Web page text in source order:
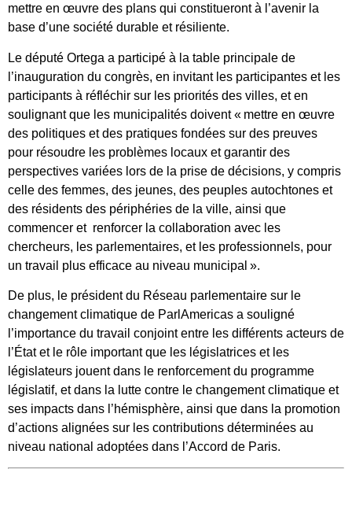
mettre en œuvre des plans qui constitueront à l’avenir la
base d’une société durable et résiliente.
Le député Ortega a participé à la table principale de
l’inauguration du congrès, en invitant les participantes et les
participants à réfléchir sur les priorités des villes, et en
soulignant que les municipalités doivent « mettre en œuvre
des politiques et des pratiques fondées sur des preuves
pour résoudre les problèmes locaux et garantir des
perspectives variées lors de la prise de décisions, y compris
celle des femmes, des jeunes, des peuples autochtones et
des résidents des périphéries de la ville, ainsi que
commencer et renforcer la collaboration avec les
chercheurs, les parlementaires, et les professionnels, pour
un travail plus efficace au niveau municipal ».
De plus, le président du Réseau parlementaire sur le
changement climatique de ParlAmericas a souligné
l’importance du travail conjoint entre les différents acteurs de
l’État et le rôle important que les législatrices et les
législateurs jouent dans le renforcement du programme
législatif, et dans la lutte contre le changement climatique et
ses impacts dans l’hémisphère, ainsi que dans la promotion
d’actions alignées sur les contributions déterminées au
niveau national adoptées dans l’Accord de Paris.